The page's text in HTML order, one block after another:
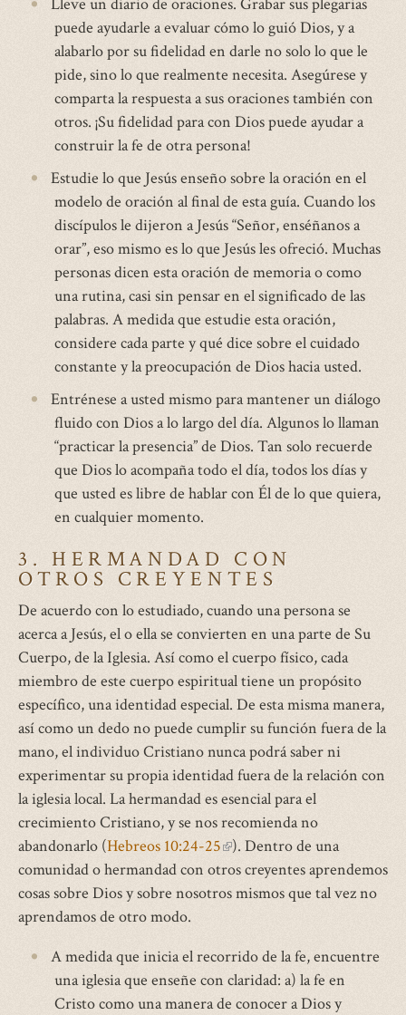
Lleve un diario de oraciones. Grabar sus plegarias
puede ayudarle a evaluar cómo lo guió Dios, y a
alabarlo por su fidelidad en darle no solo lo que le
pide, sino lo que realmente necesita. Asegúrese y
comparta la respuesta a sus oraciones también con
otros. ¡Su fidelidad para con Dios puede ayudar a
construir la fe de otra persona!
Estudie lo que Jesús enseño sobre la oración en el
modelo de oración al final de esta guía. Cuando los
discípulos le dijeron a Jesús “Señor, enséñanos a
orar”, eso mismo es lo que Jesús les ofreció. Muchas
personas dicen esta oración de memoria o como
una rutina, casi sin pensar en el significado de las
palabras. A medida que estudie esta oración,
considere cada parte y qué dice sobre el cuidado
constante y la preocupación de Dios hacia usted.
Entrénese a usted mismo para mantener un diálogo
fluido con Dios a lo largo del día. Algunos lo llaman
“practicar la presencia” de Dios. Tan solo recuerde
que Dios lo acompaña todo el día, todos los días y
que usted es libre de hablar con Él de lo que quiera,
en cualquier momento.
3. HERMANDAD CON
OTROS CREYENTES
De acuerdo con lo estudiado, cuando una persona se
acerca a Jesús, el o ella se convierten en una parte de Su
Cuerpo, de la Iglesia. Así como el cuerpo físico, cada
miembro de este cuerpo espiritual tiene un propósito
específico, una identidad especial. De esta misma manera,
así como un dedo no puede cumplir su función fuera de la
mano, el individuo Cristiano nunca podrá saber ni
experimentar su propia identidad fuera de la relación con
la iglesia local. La hermandad es esencial para el
crecimiento Cristiano, y se nos recomienda no
abandonarlo (Hebreos 10:24-25(link
is
external)
). Dentro de una
comunidad o hermandad con otros creyentes aprendemos
cosas sobre Dios y sobre nosotros mismos que tal vez no
aprendamos de otro modo.
A medida que inicia el recorrido de la fe, encuentre
una iglesia que enseñe con claridad: a) la fe en
Cristo como una manera de conocer a Dios y